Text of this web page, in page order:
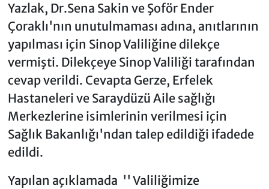
Yazlak, Dr.Sena Sakin ve Şoför Ender
Çoraklı'nın unutulmaması adına, anıtlarının
yapılması için Sinop Valiliğine dilekçe
vermişti. Dilekçeye Sinop Valiliği tarafından
cevap verildi. Cevapta Gerze, Erfelek
Hastaneleri ve Saraydüzü Aile sağlığı
Merkezlerine isimlerinin verilmesi için
Sağlık Bakanlığı'ndan talep edildiği ifadede
edildi.
Yapılan açıklamada '' Valiliğimize